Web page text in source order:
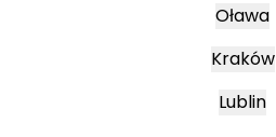
Oława
Kraków
Lublin